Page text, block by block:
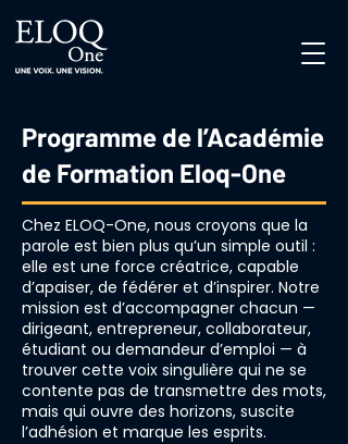
Programme de l’Académie
de Formation Eloq-One
Chez ELOQ-One, nous croyons que la
parole est bien plus qu’un simple outil :
elle est une force créatrice, capable
d’apaiser, de fédérer et d’inspirer. Notre
mission est d’accompagner chacun —
dirigeant, entrepreneur, collaborateur,
étudiant ou demandeur d’emploi — à
trouver cette voix singulière qui ne se
contente pas de transmettre des mots,
mais qui ouvre des horizons, suscite
l’adhésion et marque les esprits.